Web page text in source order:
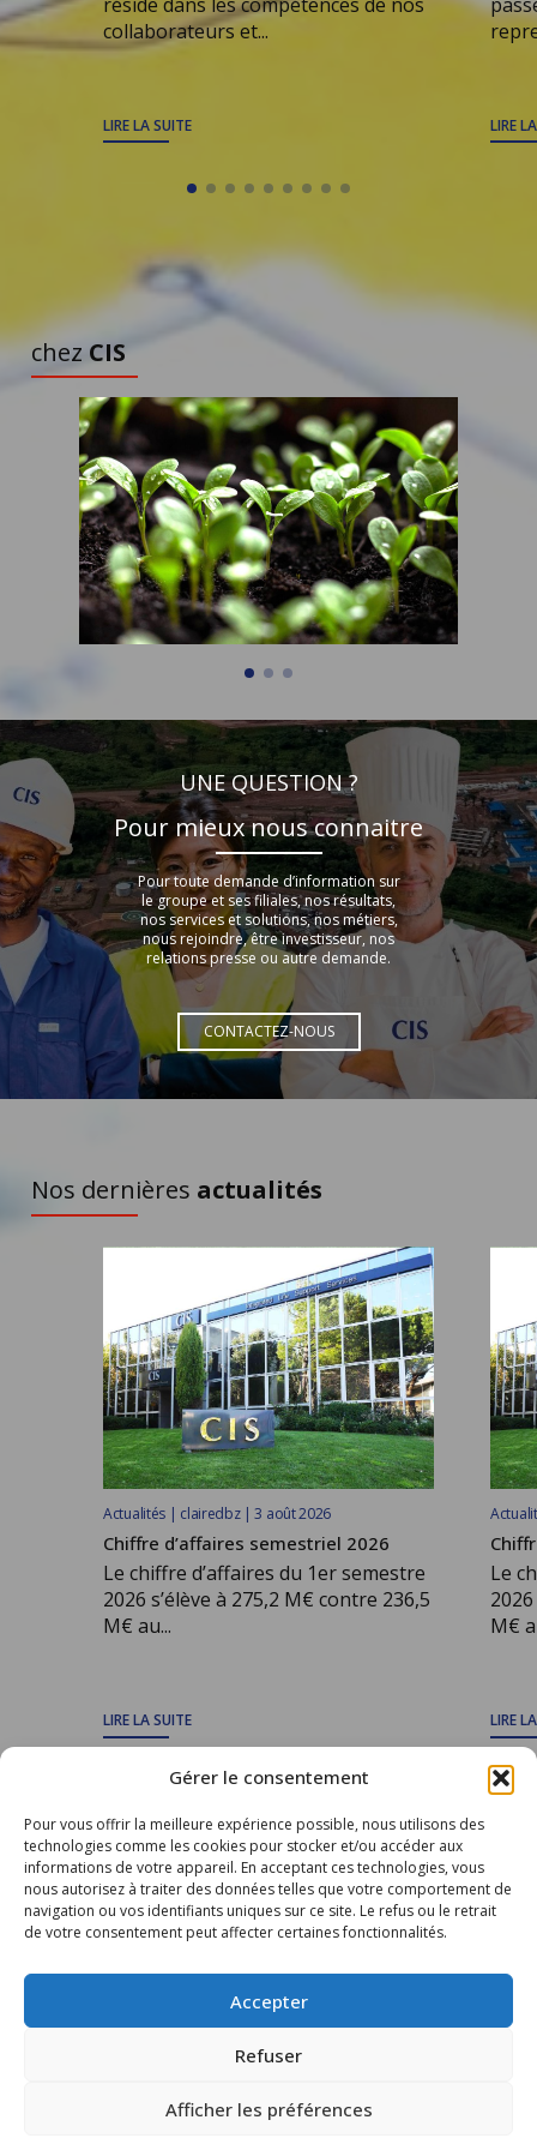
Gérer le consentement
Pour vous offrir la meilleure expérience possible, nous utilisons des
technologies comme les cookies pour stocker et/ou accéder aux
informations de votre appareil. En acceptant ces technologies, vous
nous autorisez à traiter des données telles que votre comportement de
navigation ou vos identifiants uniques sur ce site. Le refus ou le retrait
de votre consentement peut affecter certaines fonctionnalités.
Accepter
Refuser
Afficher les préférences
collaborateurs et...
LIRE LA SUITE LIRE
À DÉCOUVRIR
chez CIS
UNE QUESTION ?
Pour mieux nous connaitre
Pour toute demande d’information sur
le groupe et ses filiales, nos résultats,
nos services et solutions, nos métiers,
nous rejoindre, être investisseur, nos
relations presse ou autre demande.
CONTACTEZ-NOUS
Nos dernières actualités
Actualités | clairedbz | 3 août 2026
Chiffre d’affaires semestriel 2026
Le chiffre d’affaires du 1er semestre
2026 s’élève à 275,2 M€ contre 236,5
M€ au...
LIRE LA SUITE
Le
M€
LIRE
TOUS LES ARTICLES
Catering International & Services
13008 Marseille